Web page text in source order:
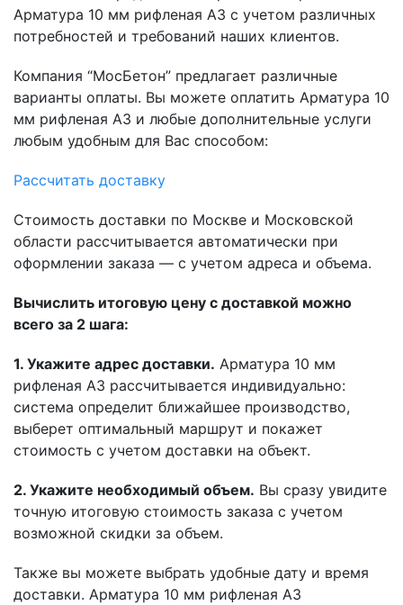
Арматура 10 мм рифленая А3 с учетом различных
потребностей и требований наших клиентов.
Компания “МосБетон” предлагает различные
варианты оплаты. Вы можете оплатить Арматура 10
мм рифленая А3 и любые дополнительные услуги
любым удобным для Вас способом:
Рассчитать доставку
Стоимость доставки по Москве и Московской
области рассчитывается автоматически при
оформлении заказа — с учетом адреса и объема.
Вычислить итоговую цену с доставкой можно
всего за 2 шага:
1. Укажите адрес доставки. Арматура 10 мм
рифленая А3 рассчитывается индивидуально:
система определит ближайшее производство,
выберет оптимальный маршрут и покажет
стоимость с учетом доставки на объект.
2. Укажите необходимый объем. Вы сразу увидите
точную итоговую стоимость заказа с учетом
возможной скидки за объем.
Также вы можете выбрать удобные дату и время
доставки. Арматура 10 мм рифленая А3